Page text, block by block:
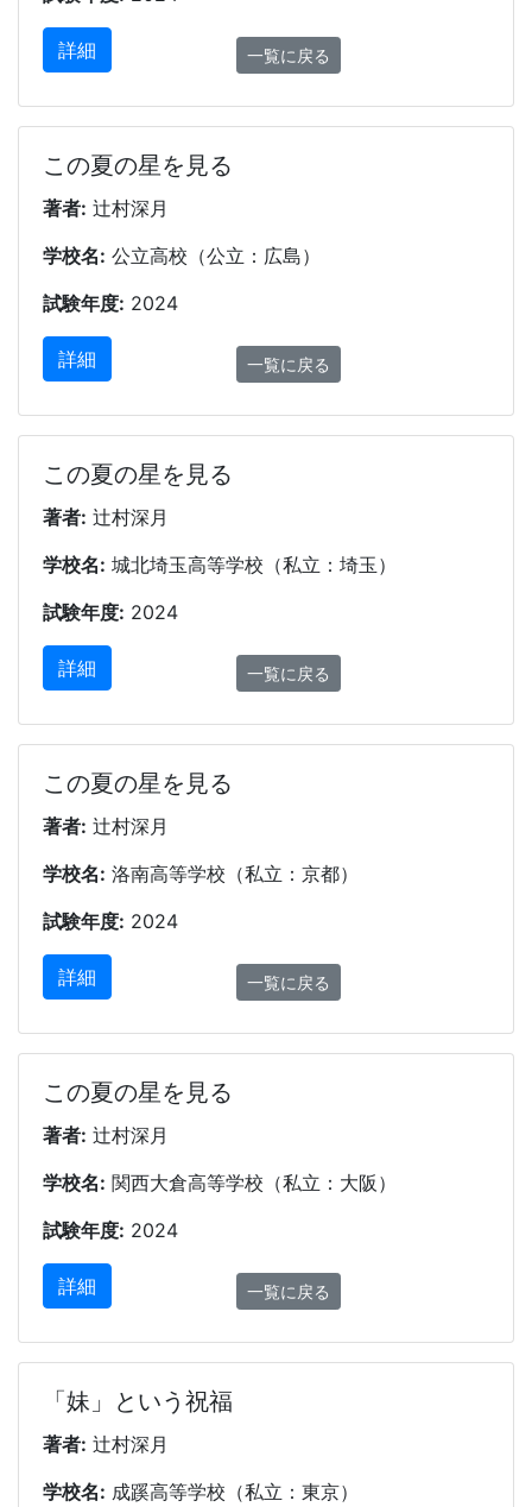
詳細 一覧に戻る
この夏の星を見る
著者: 辻村深月
学校名: 公立高校（公立：広島）
試験年度: 2024
詳細 一覧に戻る
この夏の星を見る
著者: 辻村深月
学校名: 城北埼玉高等学校（私立：埼玉）
試験年度: 2024
詳細 一覧に戻る
この夏の星を見る
著者: 辻村深月
学校名: 洛南高等学校（私立：京都）
試験年度: 2024
詳細 一覧に戻る
この夏の星を見る
著者: 辻村深月
学校名: 関西大倉高等学校（私立：大阪）
試験年度: 2024
詳細 一覧に戻る
「妹」という祝福
著者: 辻村深月
学校名: 成蹊高等学校（私立：東京）